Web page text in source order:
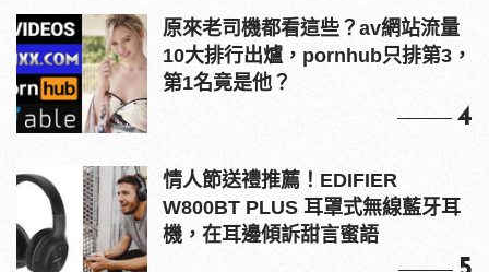
原來老司機都看這些？av網站流量
10大排行出爐，pornhub只排第3，
第1名竟是他？
4
情人節送禮推薦！EDIFIER
W800BT PLUS 耳罩式無線藍牙耳
機，在耳邊傾訴甜言蜜語